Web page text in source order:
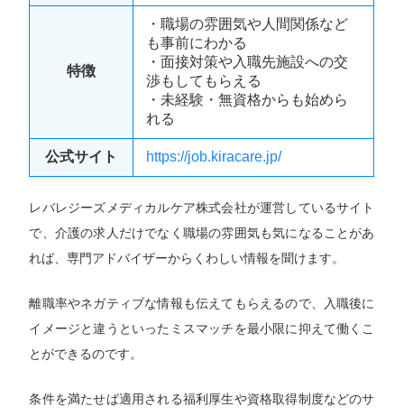
特徴
・職場の雰囲気や人間関係など
も事前にわかる
・面接対策や入職先施設への交
渉もしてもらえる
・未経験・無資格からも始めら
れる
公式サイト https://job.kiracare.jp/
レバレジーズメディカルケア株式会社が運営しているサイト
で、介護の求人だけでなく職場の雰囲気も気になることがあ
れば、専門アドバイザーからくわしい情報を聞けます。
離職率やネガティブな情報も伝えてもらえるので、入職後に
イメージと違うといったミスマッチを最小限に抑えて働くこ
とができるのです。
条件を満たせば適用される福利厚生や資格取得制度などのサ